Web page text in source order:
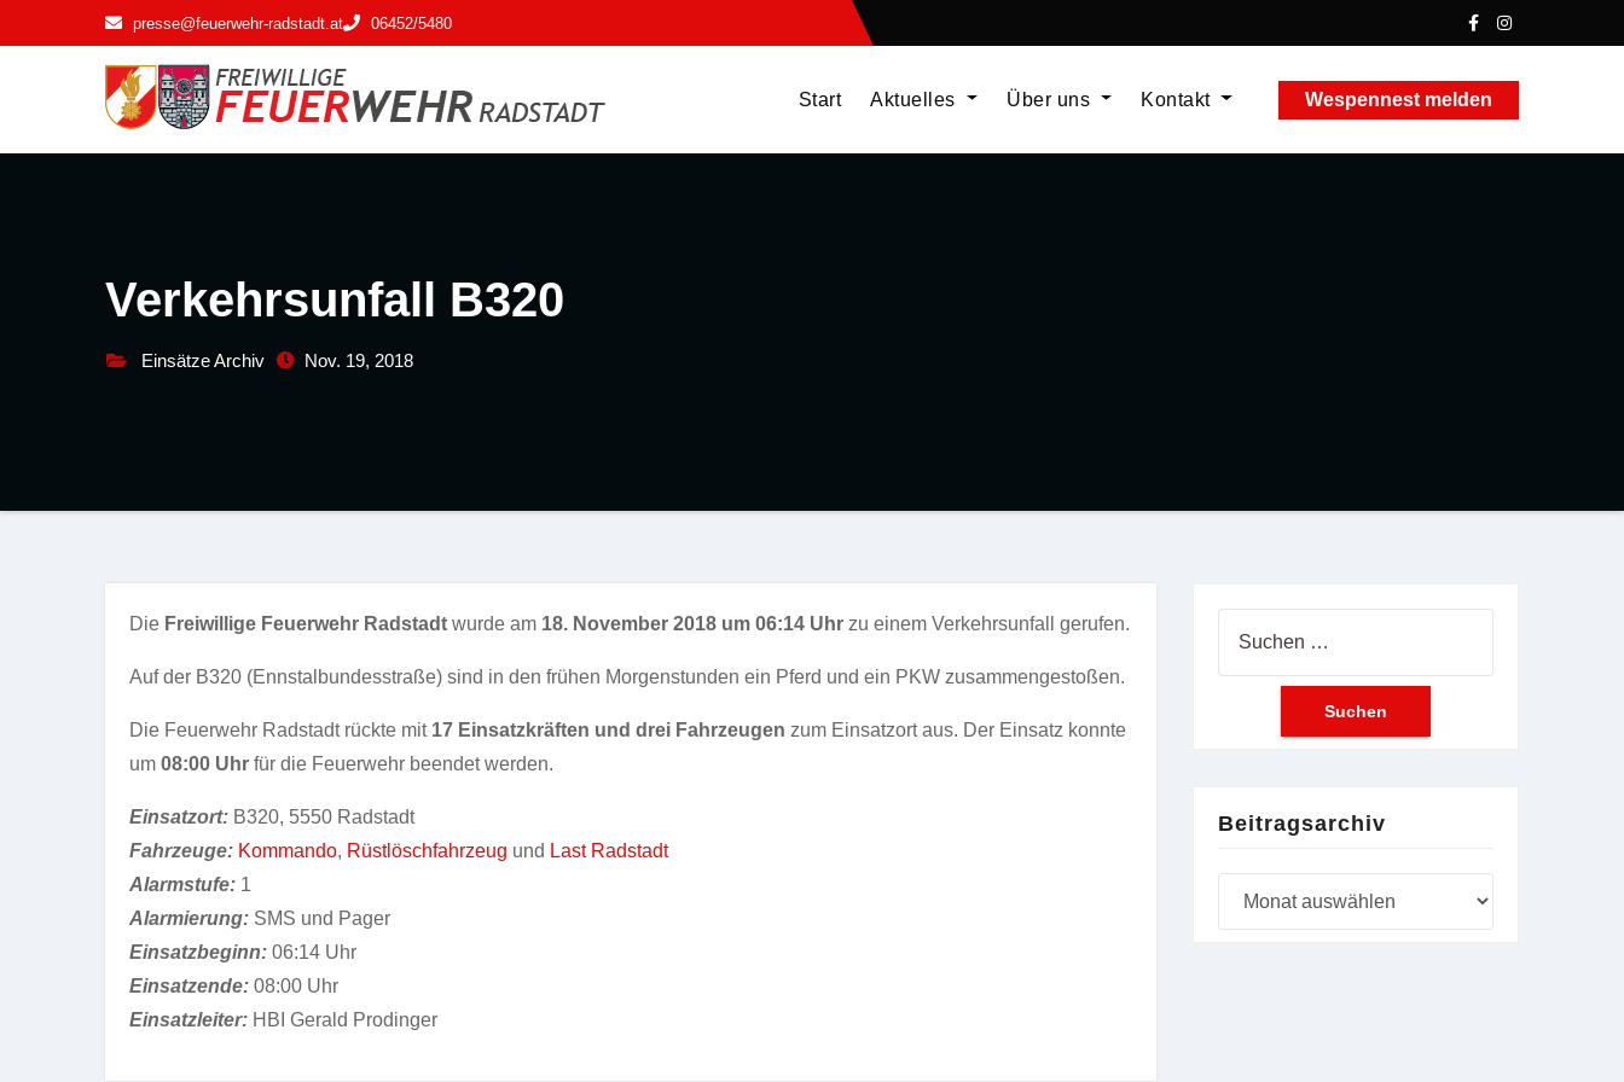
Inhalt
presse@feuerwehr-radstadt.at 06452/5480
Start Aktuelles Über uns Kontakt Wespennest melden
Verkehrsunfall B320
Einsätze Archiv Nov. 19, 2018
Die Freiwillige Feuerwehr Radstadt wurde am 18. November 2018 um 06:14 Uhr zu einem Verkehrsunfall gerufen.
Auf der B320 (Ennstalbundesstraße) sind in den frühen Morgenstunden ein Pferd und ein PKW zusammengestoßen.
Die Feuerwehr Radstadt rückte mit 17 Einsatzkräften und drei Fahrzeugen zum Einsatzort aus. Der Einsatz konnte
um 08:00 Uhr für die Feuerwehr beendet werden.
Einsatzort: B320, 5550 Radstadt
Fahrzeuge: Kommando, Rüstlöschfahrzeug und Last Radstadt
Alarmstufe: 1
Alarmierung: SMS und Pager
Einsatzbeginn: 06:14 Uhr
Einsatzende: 08:00 Uhr
Einsatzleiter: HBI Gerald Prodinger
Beitragsarchiv